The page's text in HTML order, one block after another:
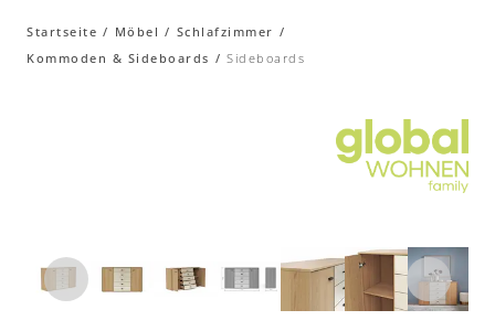
Startseite Möbel
Schlafzimmer
Kommoden & Sideboards
Sideboards